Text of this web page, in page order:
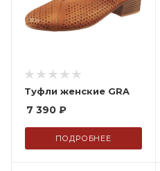
Туфли женские GRA
7 390 ₽
ПОДРОБНЕЕ